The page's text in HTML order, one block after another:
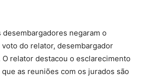
desembargadores negaram o
do relator, desembargador
relator destacou o esclarecimento
as reuniões com os jurados são